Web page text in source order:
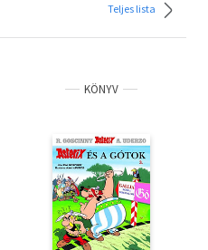
Teljes lista
KÖNYV